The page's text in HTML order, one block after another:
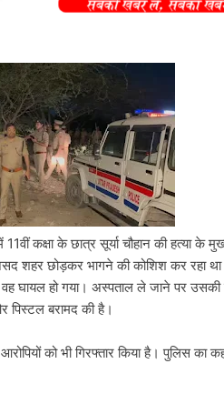
11वीं कक्षा के छात्र सूर्या चौहान की हत्या
शहर छोड़कर भागने की कोशिश कर रहा
वह घायल हो गया। अस्पताल ले जाने पर
बरामद की है।
को भी गिरफ्तार किया है। पुलिस का